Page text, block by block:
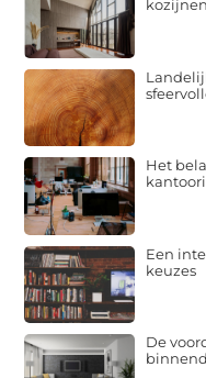
kozijnen
Het
Een
keuzes
De